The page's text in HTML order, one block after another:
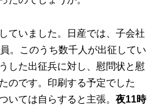
ていました。日産では、子会社
。このうち数千人が出征してい
した出征兵に対し、慰問状と慰
のです。印刷する予定でした
いては自らすると主張。夜11時